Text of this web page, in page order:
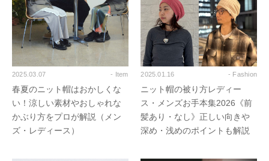
2025.03.07 - Item
春夏のニット帽はおかしくな
い！涼しい素材やおしゃれな
かぶり方をプロが解説（メン
ズ・レディース）
2025.01.16 - Fashion
ニット帽の被り方レディー
ス・メンズお手本集2026《前
髪あり・なし》正しい向きや
深め・浅めのポイントも解説